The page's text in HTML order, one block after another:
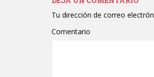
Tu dirección de correo
Comentario